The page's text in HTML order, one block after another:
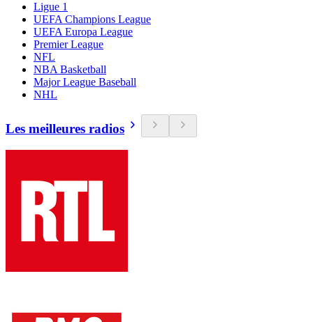
Ligue 1
UEFA Champions League
UEFA Europa League
Premier League
NFL
NBA Basketball
Major League Baseball
NHL
Les meilleures radios